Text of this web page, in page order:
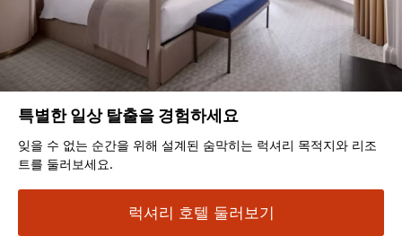
특별한 일상 탈출을 경험하세요
잊을 수 없는 순간을 위해 설계된 숨막히는 럭셔리 목적지와 리조
트를 둘러보세요.
럭셔리 호텔 둘러보기